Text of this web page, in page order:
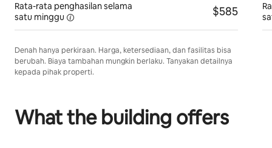
Rata-rata penghasilan selama
satu minggu
$585
Denah hanya perkiraan. Harga, ketersediaan, dan fasilitas bisa
berubah. Biaya tambahan mungkin berlaku. Tanyakan detailnya
kepada pihak properti.
What the building offers